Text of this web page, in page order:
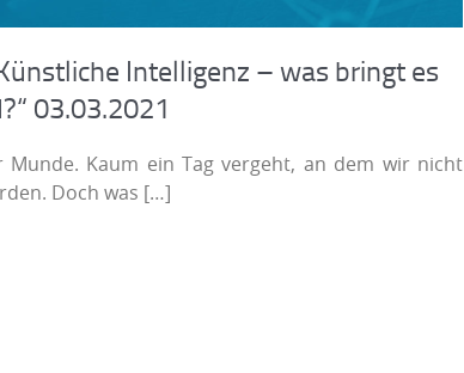
Intelligenz – was bringt es
03.03.2021
Kaum ein Tag vergeht, an dem wir nicht
Doch was […]